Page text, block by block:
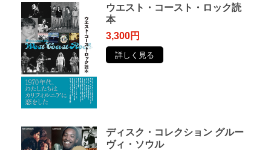
ウエスト・コースト・ロック読
本
3,300円
詳しく見る
ディスク・コレクション グルー
ヴィ・ソウル